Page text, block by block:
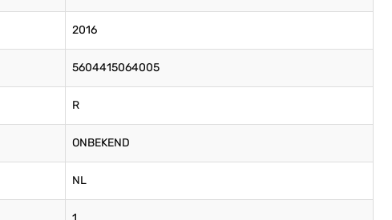
2016
5604415064005
R
ONBEKEND
NL